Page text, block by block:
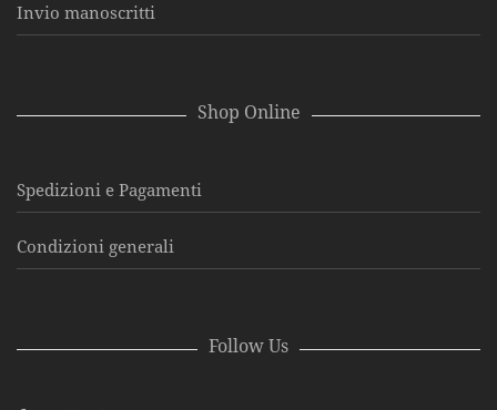
Invio manoscritti
Shop Online
Spedizioni e Pagamenti
Condizioni generali
Follow Us